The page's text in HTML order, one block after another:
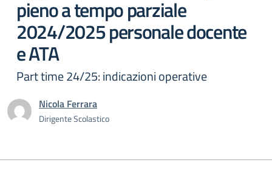
pieno a tempo parziale
2024/2025 personale docente
e ATA
Part time 24/25: indicazioni operative
Nicola Ferrara
Dirigente Scolastico